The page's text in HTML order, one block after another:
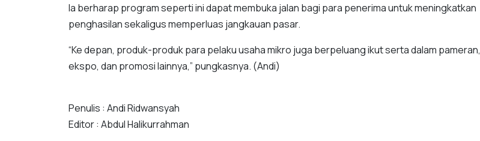
Ia berharap program seperti ini dapat membuka jalan bagi para penerima untuk meningkatkan
penghasilan sekaligus memperluas jangkauan pasar.
“Ke depan, produk-produk para pelaku usaha mikro juga berpeluang ikut serta dalam pameran,
ekspo, dan promosi lainnya,” pungkasnya. (Andi)
Penulis : Andi Ridwansyah
Editor : Abdul Halikurrahman